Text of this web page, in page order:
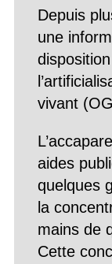
Depuis
une
vivant
aides
quelques
la
mains de
Cette